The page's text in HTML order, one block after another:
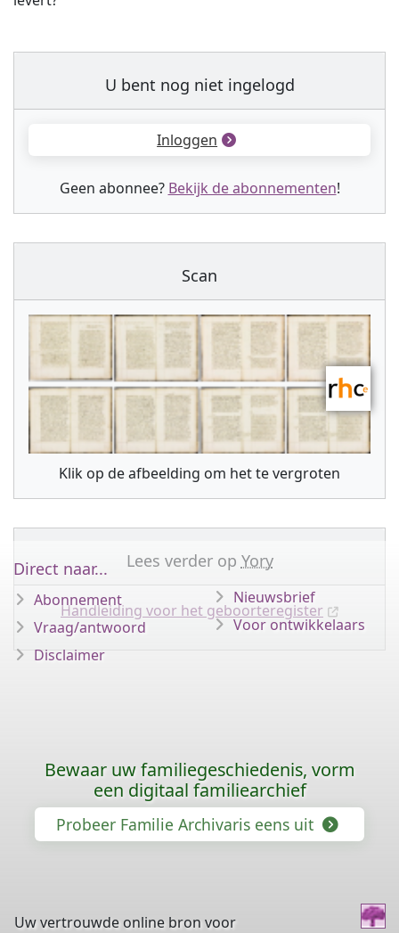
U bent nog niet ingelogd
Inloggen
Geen abonnee? Bekijk de abonnementen!
Scan
Klik op de afbeelding om het te vergroten
Lees verder op Yory
Handleiding voor het geboorteregister
Direct naar...
Abonnement
Vraag/antwoord
Disclaimer
Nieuwsbrief
Voor ontwikkelaars
Bewaar uw familiegeschiedenis, vorm
een digitaal familiearchief
Probeer Familie Archivaris eens uit
Uw vertrouwde online bron voor